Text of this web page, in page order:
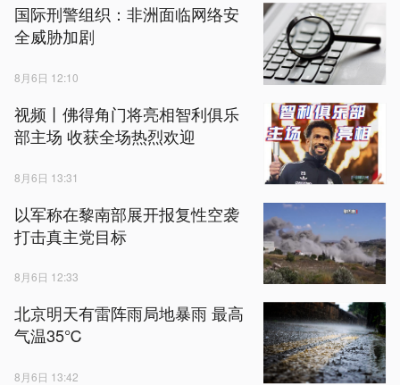
国际刑警组织：非洲面临网络安
全威胁加剧
8月6日 12:10
视频丨佛得角门将亮相智利俱乐
部主场 收获全场热烈欢迎
8月6日 13:31
以军称在黎南部展开报复性空袭
打击真主党目标
8月6日 12:33
北京明天有雷阵雨局地暴雨 最高
气温35℃
8月6日 13:42